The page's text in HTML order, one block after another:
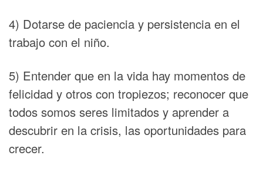
4) Dotarse de paciencia y persistencia en el
trabajo con el niño.
5) Entender que en la vida hay momentos de
felicidad y otros con tropiezos; reconocer que
todos somos seres limitados y aprender a
descubrir en la crisis, las oportunidades para
crecer.